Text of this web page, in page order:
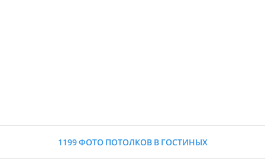
1199 ФОТО ПОТОЛКОВ В ГОСТИНЫХ